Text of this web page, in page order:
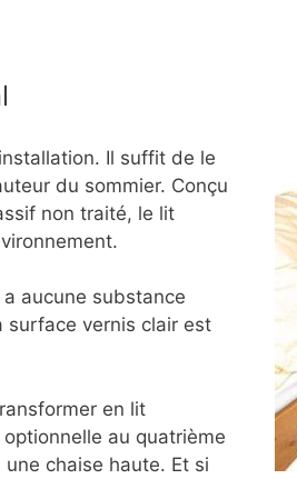
Il suffit de le
du sommier. Conçu
non traité, le lit
aucune substance
surface vernis clair est
en lit
au quatrième
chaise haute. Et si